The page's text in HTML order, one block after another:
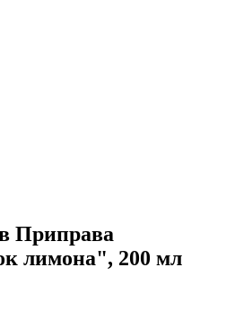
Приправа
лимона", 200 мл